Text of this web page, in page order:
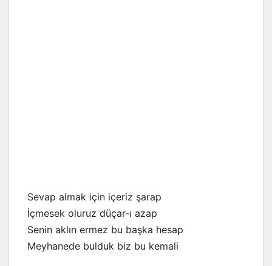
Sevap almak için içeriz şarap
İçmesek oluruz düçar-ı azap
Senin aklın ermez bu başka hesap
Meyhanede bulduk biz bu kemali